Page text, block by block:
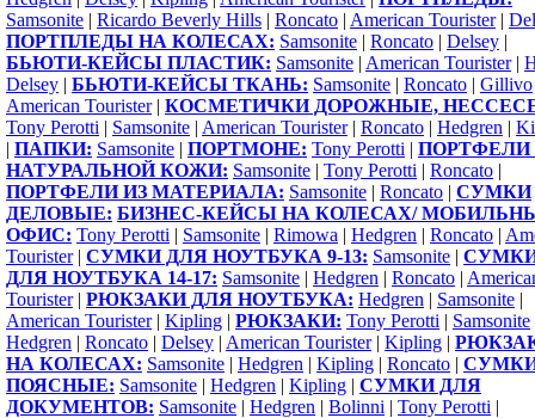
Samsonite | Ricardo Beverly Hills | Roncato | American Tourister|
ПОРТПЛЕДЫ НА КОЛЕСАХ: Samsonite | Roncato | Delsey |
БЬЮТИ-КЕЙСЫ ПЛАСТИК: Samsonite | American Tourister|
Delsey | БЬЮТИ-КЕЙСЫ ТКАНЬ: Samsonite | Roncato | Gillivo
American Tourister| КОСМЕТИЧКИ ДОРОЖНЫЕ,
Tony Perotti | Samsonite | American Tourister| Roncato | Hedgren |
| ПАПКИ: Samsonite | ПОРТМОНЕ: Tony Perotti | ПОРТФЕЛИ
НАТУРАЛЬНОЙ КОЖИ: Samsonite | Tony Perotti | Roncato |
ПОРТФЕЛИ ИЗ МАТЕРИАЛА: Samsonite | Roncato | СУМКИ
ДЕЛОВЫЕ: БИЗНЕС-КЕЙСЫ НА КОЛЕСАХ/
ОФИС: Tony Perotti | Samsonite | Rimowa | Hedgren | Roncato |
Tourister| СУМКИ ДЛЯ НОУТБУКА 9-13: Samsonite |
ДЛЯ НОУТБУКА 14-17: Samsonite | Hedgren | Roncato |
Tourister| РЮКЗАКИ ДЛЯ НОУТБУКА: Hedgren | Samsonite |
American Tourister| Kipling | РЮКЗАКИ: Tony Perotti | Samsonite
Hedgren | Roncato | Delsey | American Tourister| Kipling |
НА КОЛЕСАХ: Samsonite | Hedgren | Kipling | Roncato |
ПОЯСНЫЕ: Samsonite | Hedgren | Kipling | СУМКИ ДЛЯ
ДОКУМЕНТОВ: Samsonite | Hedgren | Bolinni | Tony Perotti |